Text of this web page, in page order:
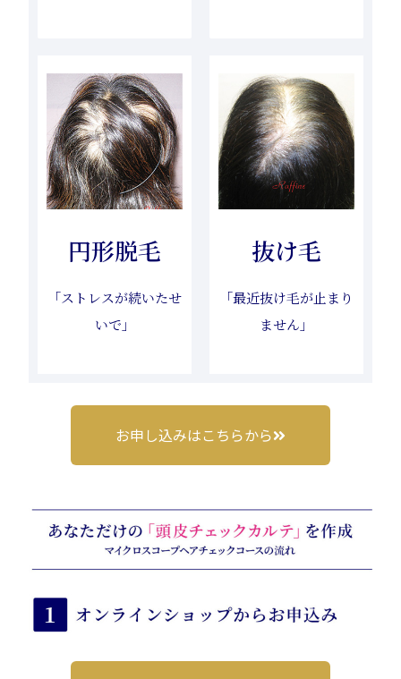
円形脱毛
「ストレスが続いたせ
いで」
抜け毛
「最近抜け毛が止まり
ません」
お申し込みはこちらから